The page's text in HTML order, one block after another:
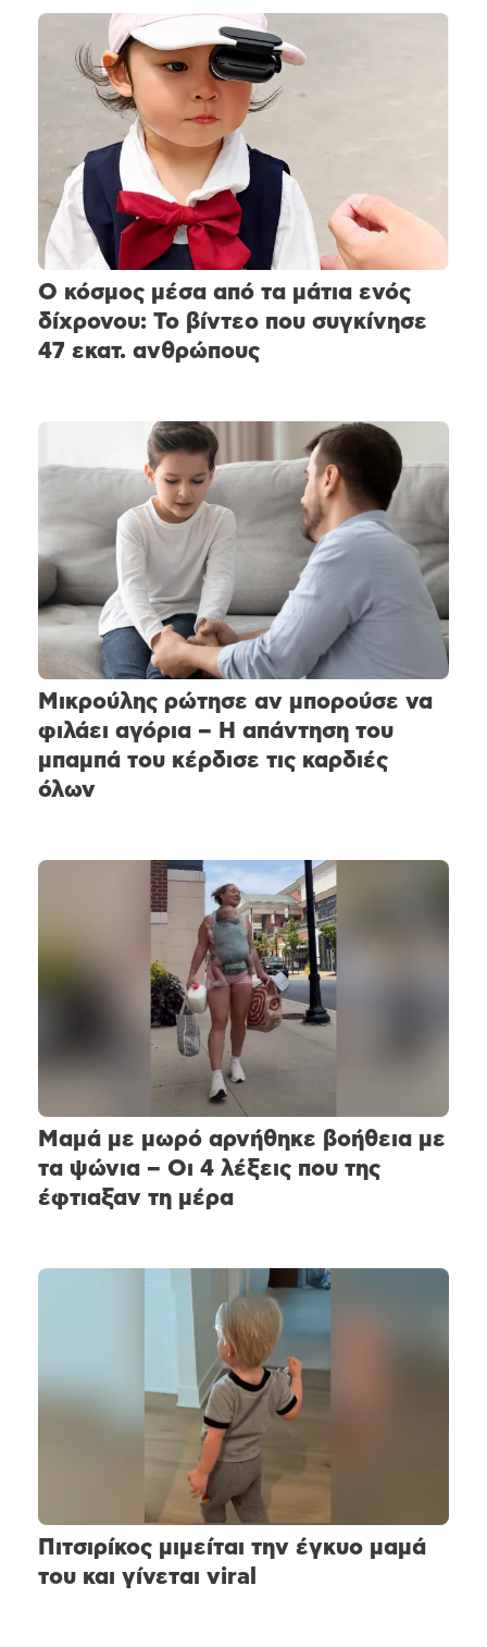
Ο κόσμος μέσα από τα μάτια ενός
δίχρονου: Το βίντεο που συγκίνησε
47 εκατ. ανθρώπους
Μικρούλης ρώτησε αν μπορούσε να
φιλάει αγόρια – Η απάντηση του
μπαμπά του κέρδισε τις καρδιές
όλων
Μαμά με μωρό αρνήθηκε βοήθεια με
τα ψώνια – Οι 4 λέξεις που της
έφτιαξαν τη μέρα
Πιτσιρίκος μιμείται την έγκυο μαμά
του και γίνεται viral